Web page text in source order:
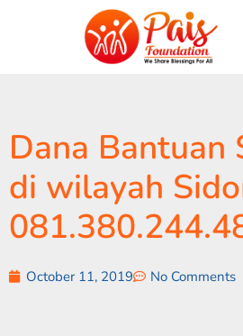
Dana Bantuan
di wilayah
October 11, 2019 No Comments